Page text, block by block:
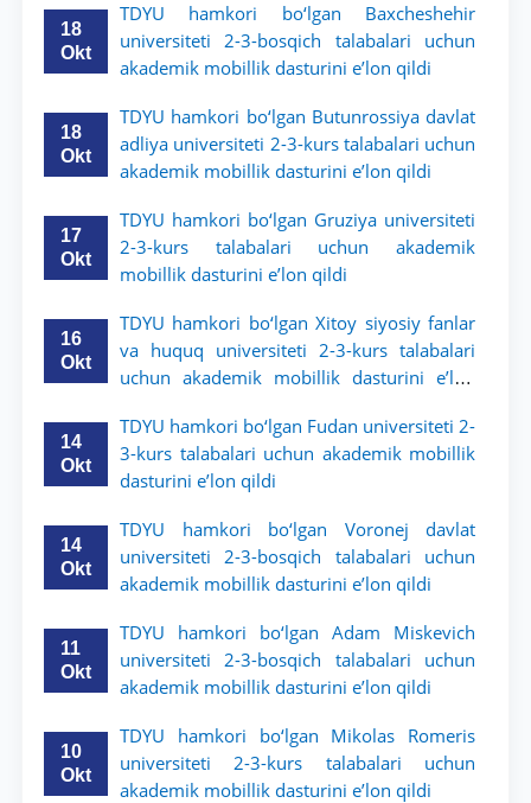
18
Okt
TDYU hamkori bo‘lgan Baxcheshehir
universiteti 2-3-bosqich talabalari uchun
akademik mobillik dasturini e’lon qildi
18
Okt
TDYU hamkori bo‘lgan Butunrossiya davlat
adliya universiteti 2-3-kurs talabalari uchun
akademik mobillik dasturini e’lon qildi
17
Okt
TDYU hamkori bo‘lgan Gruziya universiteti
2-3-kurs talabalari uchun akademik
mobillik dasturini e’lon qildi
16
Okt
TDYU hamkori bo‘lgan Xitoy siyosiy fanlar
va huquq universiteti 2-3-kurs talabalari
uchun akademik mobillik dasturini e’lon
14
Okt
TDYU hamkori bo‘lgan Fudan universiteti 2-
3-kurs talabalari uchun akademik mobillik
dasturini e’lon qildi
14
Okt
TDYU hamkori bo‘lgan Voronej davlat
universiteti 2-3-bosqich talabalari uchun
akademik mobillik dasturini e’lon qildi
11
Okt
TDYU hamkori bo‘lgan Adam Miskevich
universiteti 2-3-bosqich talabalari uchun
akademik mobillik dasturini e’lon qildi
10
Okt
TDYU hamkori bo‘lgan Mikolas Romeris
universiteti 2-3-kurs talabalari uchun
akademik mobillik dasturini e’lon qildi